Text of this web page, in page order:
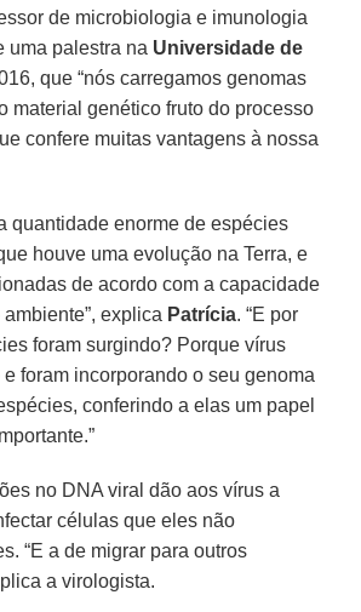
de microbiologia e imunologia
uma palestra na Universidade de
que “nós carregamos genomas
material genético fruto do processo
confere muitas vantagens à nossa
quantidade enorme de espécies
houve uma evolução na Terra, e
de acordo com a capacidade
explica Patrícia. “E por
foram surgindo? Porque vírus
foram incorporando o seu genoma
conferindo a elas um papel
no DNA viral dão aos vírus a
células que eles não
“E a de migrar para outros
a virologista.